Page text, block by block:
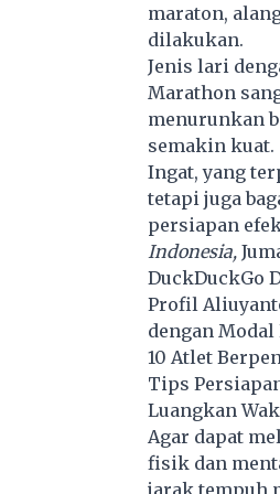
maraton,
dilakukan.
Jenis lari
Marathon
menurunkan
semakin kuat.
Ingat, yang
tetapi juga
persiapan
Indonesia,
DuckDuckGo
Profil
dengan Modal
10 Atlet
Tips
Luangkan
Agar dapat
fisik dan
jarak tempuh